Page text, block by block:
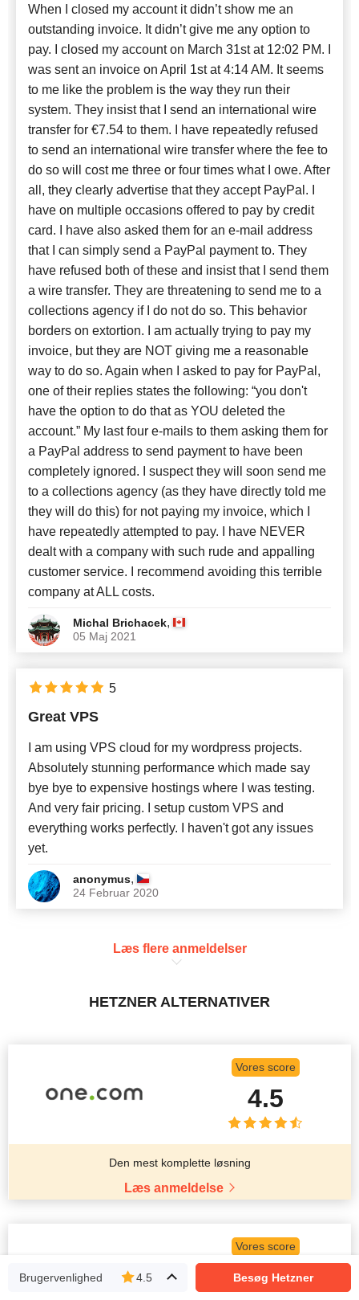
When I closed my account it didn’t show me an
outstanding invoice. It didn’t give me any option to
pay. I closed my account on March 31st at 12:02 PM. I
was sent an invoice on April 1st at 4:14 AM. It seems
to me like the problem is the way they run their
system. They insist that I send an international wire
transfer for €7.54 to them. I have repeatedly refused
to send an international wire transfer where the fee to
do so will cost me three or four times what I owe. After
all, they clearly advertise that they accept PayPal. I
have on multiple occasions offered to pay by credit
card. I have also asked them for an e-mail address
that I can simply send a PayPal payment to. They
have refused both of these and insist that I send them
a wire transfer. They are threatening to send me to a
collections agency if I do not do so. This behavior
borders on extortion. I am actually trying to pay my
invoice, but they are NOT giving me a reasonable
way to do so. Again when I asked to pay for PayPal,
one of their replies states the following: “you don't
have the option to do that as YOU deleted the
account.” My last four e-mails to them asking them for
a PayPal address to send payment to have been
completely ignored. I suspect they will soon send me
to a collections agency (as they have directly told me
they will do this) for not paying my invoice, which I
have repeatedly attempted to pay. I have NEVER
dealt with a company with such rude and appalling
customer service. I recommend avoiding this terrible
company at ALL costs.
Michal Brichacek,
05 Maj 2021
Great VPS
I am using VPS cloud for my wordpress projects.
Absolutely stunning performance which made say
bye bye to expensive hostings where I was testing.
And very fair pricing. I setup custom VPS and
everything works perfectly. I haven't got any issues
yet.
anonymus,
24 Februar 2020
5
Læs flere anmeldelser
HETZNER ALTERNATIVER
Vores score
4.5
Den mest komplette løsning
Læs anmeldelse
Vores score
4.9
Brugervenlighed 4.5 Besøg Hetzner